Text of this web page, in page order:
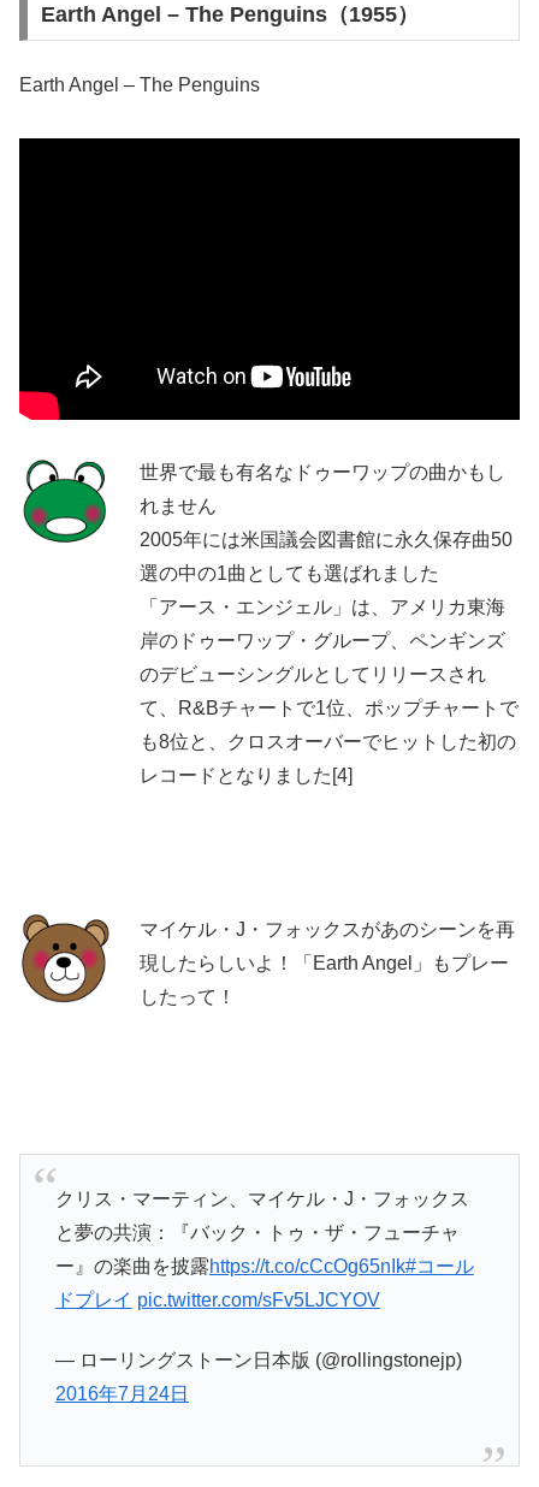
Earth Angel – The Penguins（1955）
Earth Angel – The Penguins
世界で最も有名なドゥーワップの曲かもし
れません
2005年には米国議会図書館に永久保存曲50
選の中の1曲としても選ばれました
「アース・エンジェル」は、アメリカ東海
岸のドゥーワップ・グループ、ペンギンズ
のデビューシングルとしてリリースされ
て、R&Bチャートで1位、ポップチャートで
も8位と、クロスオーバーでヒットした初の
レコードとなりました[4]
マイケル・J・フォックスがあのシーンを再
現したらしいよ！「Earth Angel」もプレー
したって！
クリス・マーティン、マイケル・J・フォックス
と夢の共演：『バック・トゥ・ザ・フューチャ
ー』の楽曲を披露https://t.co/cCcOg65nIk#コール
ドプレイ pic.twitter.com/sFv5LJCYOV
— ローリングストーン日本版 (@rollingstonejp)
2016年7月24日